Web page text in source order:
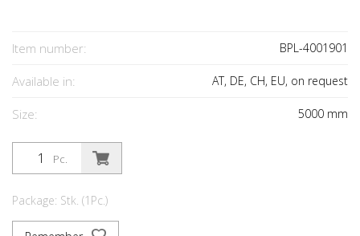
Item number: BPL-4001901
Available in: AT, DE, CH, EU, on request
Size: 5000 mm
Pc.
Package: Stk. (1Pc.)